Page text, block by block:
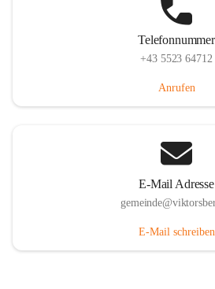
Telefonnummer
+43 5523 64712
Anrufen
E-Mail Adresse
E-Mail schreiben